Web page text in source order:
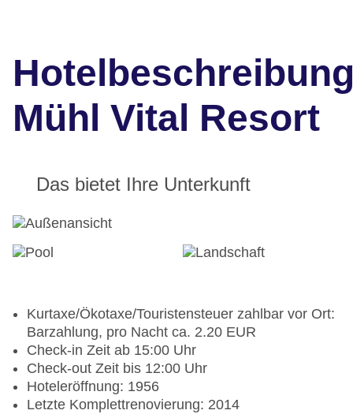
Mühl Vital Resort
Das bietet Ihre Unterkunft
Kurtaxe/Ökotaxe/Touristensteuer zahlbar vor Ort:
Barzahlung, pro Nacht ca. 2.20 EUR
Check-in Zeit ab 15:00 Uhr
Check-out Zeit bis 12:00 Uhr
Hoteleröffnung: 1956
Letzte Komplettrenovierung: 2014